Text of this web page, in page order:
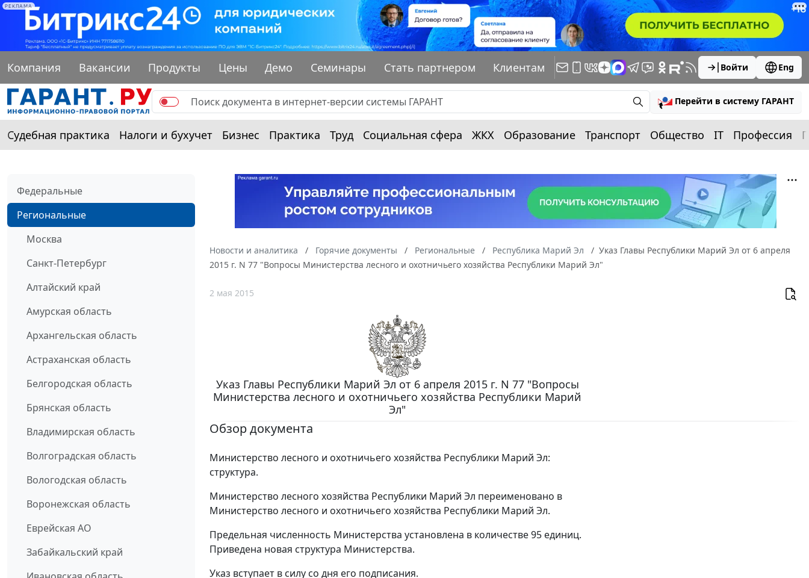
РЕКЛАМА
Компания Вакансии Продукты Цены Демо Семинары Стать партнером Клиентам Войти Eng
Перейти в систему ГАРАНТ
Судебная практика Налоги и бухучет Бизнес Практика Труд Социальная сфера ЖКХ Образование Транспорт Общество IT Профессия
Федеральные
Региональные
Москва
Санкт-Петербург
Алтайский край
Амурская область
Архангельская область
Астраханская область
Белгородская область
Брянская область
Владимирская область
Волгоградская область
Вологодская область
Воронежская область
Еврейская АО
Забайкальский край
Новости и аналитика Горячие документы Региональные Республика Марий Эл
Указ Главы Республики Марий Эл от 6 апреля
2015 г. N 77 "Вопросы Министерства лесного и охотничьего хозяйства Республики Марий Эл"
2 мая 2015
Указ Главы Республики Марий Эл от 6 апреля 2015 г. N 77 "Вопросы
Министерства лесного и охотничьего хозяйства Республики Марий
Эл"
Обзор документа
Министерство лесного и охотничьего хозяйства Республики Марий Эл:
структура.
Министерство лесного хозяйства Республики Марий Эл переименовано в
Министерство лесного и охотничьего хозяйства Республики Марий Эл.
Предельная численность Министерства установлена в количестве 95 единиц.
Приведена новая структура Министерства.
Указ вступает в силу со дня его подписания.